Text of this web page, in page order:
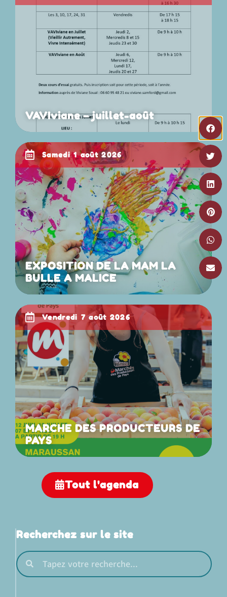
VAVIviane – juillet-août
samedi 1 août 2026
EXPOSITION DE LA MAM LA
BULLE A MALICE
vendredi 7 août 2026
MARCHE DES PRODUCTEURS DE
PAYS
Tout l'agenda
Recherchez sur le site